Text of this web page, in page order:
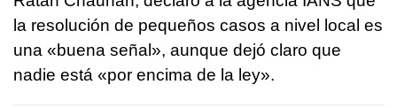
la resolución de pequeños casos a nivel local es
una «buena señal», aunque dejó claro que
nadie está «por encima de la ley».